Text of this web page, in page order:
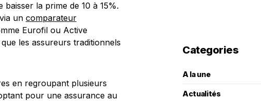
la prime de 10 à 15%.
un comparateur
Eurofil ou Active
les assureurs traditionnels
en regroupant plusieurs
pour une assurance au
Categories
A la une
Actualités